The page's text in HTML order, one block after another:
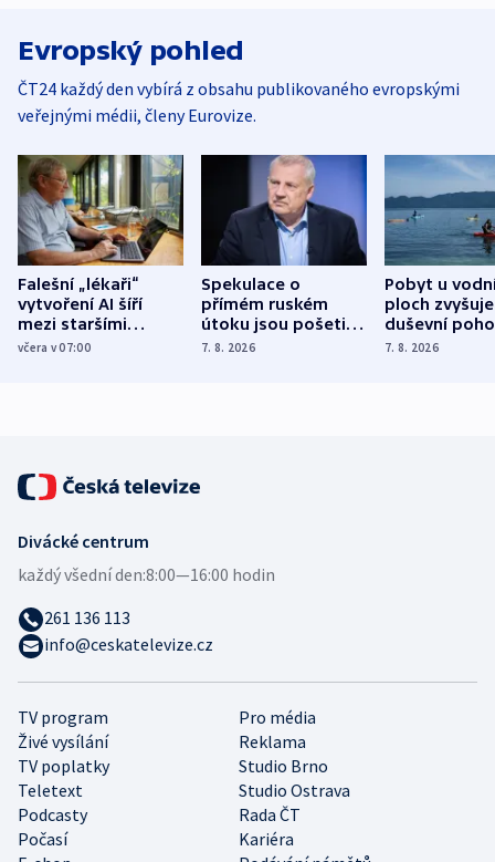
Evropský pohled
ČT24 každý den vybírá z obsahu publikovaného evropskými
veřejnými médii, členy Eurovize.
Falešní „lékaři“
vytvoření AI šíří
mezi staršími
Poláky nebezpečné
včera v 07:00
Spekulace o
přímém ruském
útoku jsou pošetilé,
míní estonský
7. 8. 2026
Pobyt u
ploch zvyšuje
duševní
ukázala
7. 8. 2026
TV program
Pro média
Živé vysílání
Reklama
TV poplatky
Studio Brno
Teletext
Studio Ostrava
Podcasty
Rada ČT
Počasí
Kariéra
Divácké centrum
každý všední den:8:00—16:00 hodin
261 136 113
info@ceskatelevize.cz